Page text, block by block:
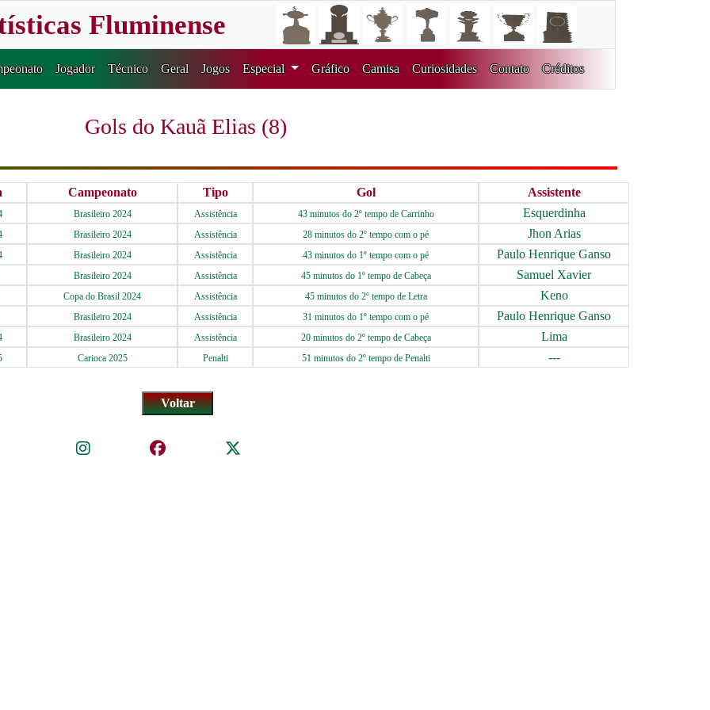
Fluminense
Jogador Técnico Geral Jogos Especial Gráfico Camisa Curiosidades Contato Créditos
Gols do Kauã Elias (8)
Campeonato Tipo Gol
Assistente
Brasileiro 2024 Assistência 43 minutos do 2º tempo de Carrinho
Esquerdinha
Brasileiro 2024 Assistência 28 minutos do 2º tempo com o pé
Jhon Arias
Brasileiro 2024 Assistência 43 minutos do 1º tempo com o pé
Paulo Henrique Ganso
Brasileiro 2024 Assistência 45 minutos do 1º tempo de Cabeça
Samuel Xavier
Copa do Brasil 2024 Assistência 45 minutos do 2º tempo de Letra
Keno
Brasileiro 2024 Assistência 31 minutos do 1º tempo com o pé
Paulo Henrique Ganso
Brasileiro 2024 Assistência 20 minutos do 2º tempo de Cabeça
Lima
Carioca 2025 Penalti 51 minutos do 2º tempo de Penalti ---